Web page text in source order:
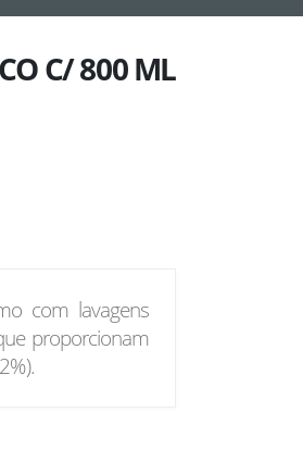
RAND()C/ 800 ML
com lavagens
proporcionam